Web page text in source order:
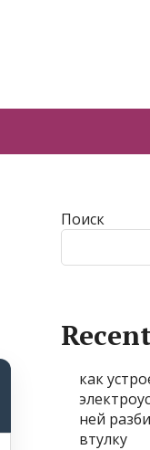
Поиск
как
ней
втулку